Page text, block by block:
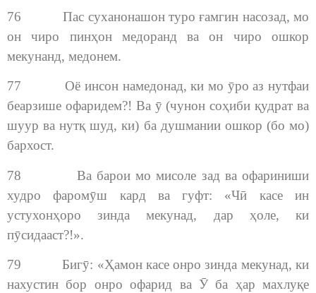
76 Пас суханонашон туро ғамгин насозад, мо
он чиро пинҳон медоранд ва он чиро ошкор
мекунанд, медонем.
77 Оё инсон намедонад, ки мо ӯро аз нутфаи
беарзише офаридем?! Ва ӯ (чунон соҳиби қудрат ва
шуур ва нутқ шуд, ки) ба душмании ошкор (бо мо)
бархост.
78 Ва барои мо мисоле зад ва офариниши
худро фаромӯш кард ва гуфт: «Чӣ касе ин
устухонҳоро зинда мекунад, дар ҳоле, ки
пӯсидааст?!».
79 Бигӯ: «Ҳамон касе онро зинда мекунад, ки
нахустин бор онро офарид ва Ӯ ба ҳар махлуқе